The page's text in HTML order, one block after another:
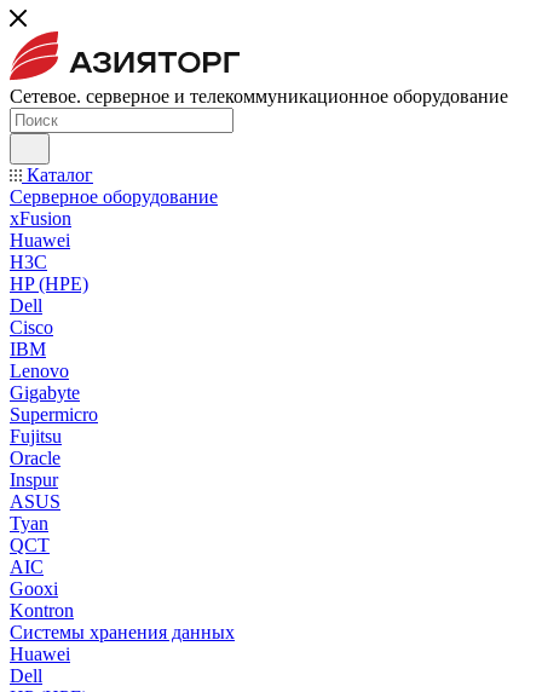
Сетевое. серверное и телекоммуникационное оборудование
Каталог
Серверное оборудование
xFusion
Huawei
H3C
HP (HPE)
Dell
Cisco
IBM
Lenovo
Gigabyte
Supermicro
Fujitsu
Oracle
Inspur
ASUS
Tyan
QCT
AIC
Gooxi
Kontron
Системы хранения данных
Huawei
Dell